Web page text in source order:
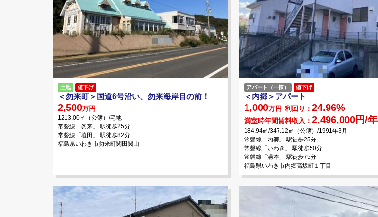
土地 値下げ
＜勿来町＞国道6号沿い、勿来海岸目の前！
2,500万円
1213.00㎡（公簿）/宅地
常磐線「勿来」 駅徒歩25分
常磐線「植田」 駅徒歩82分
福島県いわき市勿来町関田関山
アパート（一棟） 値下げ
＜内郷＞アパート
1,000万円 利回り： 24.96%
満室時年間賃料収入： 2,496,000円/年
184.94㎡/347.12㎡（公簿）/1991年3月
常磐線「内郷」 駅徒歩25分
常磐線「いわき」 駅徒歩50分
常磐線「湯本」 駅徒歩75分
福島県いわき市内郷高坂町１丁目